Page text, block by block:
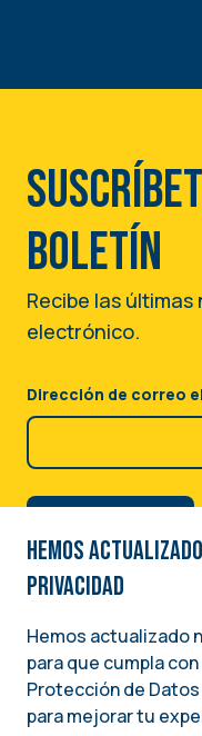
boletín
Recibe las
electrónico.
Dirección de correo
Image
Una iniciativa del
Hemos
privacidad
Hemos actualizado
para que cumpla
Protección de
para mejorar tu